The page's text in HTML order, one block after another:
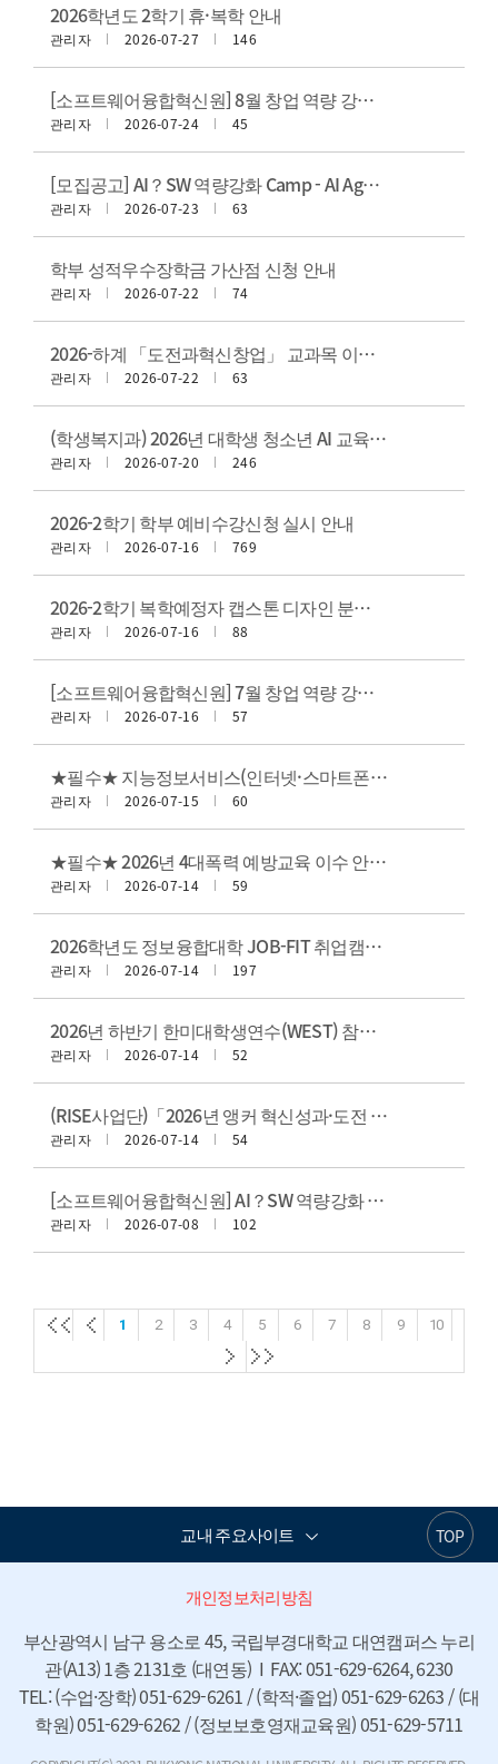
2026학년도 2학기 휴·복학 안내
관리자 2026-07-27 146
[소프트웨어융합혁신원] 8월 창업 역량 강화 특강 모집 안내
관리자 2026-07-24 45
[모집공고] AI？SW 역량강화 Camp - AI Agent 이해와 실습
관리자 2026-07-23 63
학부 성적우수장학금 가산점 신청 안내
관리자 2026-07-22 74
2026-하계 「도전과혁신창업」 교과목 이수구분 변경 포털 신청 안내
관리자 2026-07-22 63
(학생복지과) 2026년 대학생 청소년 AI 교육지원 사업 멘토 모집 공고
관리자 2026-07-20 246
2026-2학기 학부 예비수강신청 실시 안내
관리자 2026-07-16 769
2026-2학기 복학예정자 캡스톤 디자인 분반 안내
관리자 2026-07-16 88
[소프트웨어융합혁신원] 7월 창업 역량 강화 특강 모집 안내
관리자 2026-07-16 57
★필수★ 지능정보서비스(인터넷·스마트폰) 과의존 예방교육 이수 안내
관리자 2026-07-15 60
★필수★ 2026년 4대폭력 예방교육 이수 안내(~9/30)
관리자 2026-07-14 59
2026학년도 정보융합대학 JOB-FIT 취업캠프 안내
관리자 2026-07-14 197
2026년 하반기 한미대학생연수(WEST) 참가자 모집 안내
관리자 2026-07-14 52
(RISE사업단)「2026년 앵커 혁신성과·도전 지역혁신사례 경진대회」 신청서 제출 안내
관리자 2026-07-14 54
[소프트웨어융합혁신원] AI？SW 역량강화 Camp - 컴퓨터비전 Boot Camp
관리자 2026-07-08 102
첫
첫
1 2 3 4 5 6 7 8 9
10
첫
첫
TOP
교내 주요사이트
개인정보처리방침
부산광역시 남구 용소로 45, 국립부경대학교 대연캠퍼스 누리
관(A13) 1층 2131호 (대연동)  I  FAX: 051-629-6264, 6230
TEL: (수업·장학) 051-629-6261 / (학적·졸업) 051-629-6263 / (대
학원) 051-629-6262 / (정보보호영재교육원) 051-629-5711